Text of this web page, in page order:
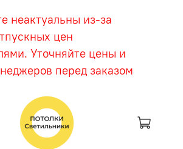
неактуальны из-за
цен
Уточняйте цены и
перед заказом